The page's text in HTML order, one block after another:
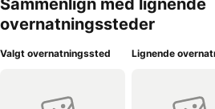
Sammenlign med lignende
overnatningssteder
Valgt overnatningssted Lignende